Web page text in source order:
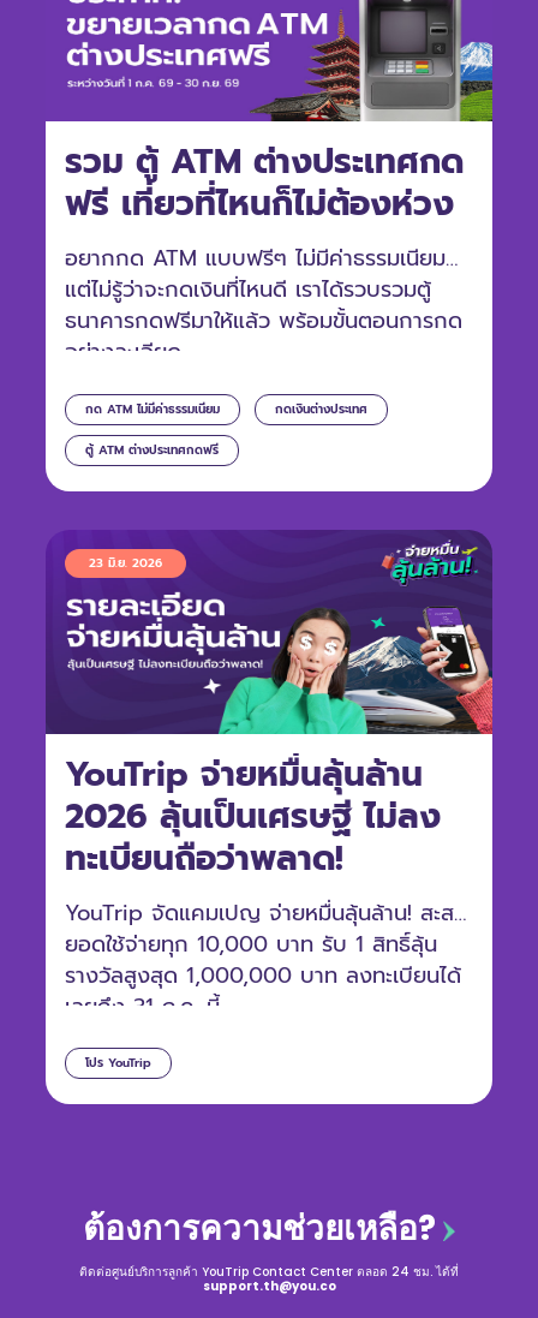
รวม ตู้ ATM ต่างประเทศกด
ฟรี เที่ยวที่ไหนก็ไม่ต้องห่วง
กด ATM ไม่มีค่าธรรมเนียม กดเงินต่างประเทศ
ตู้ ATM ต่างประเทศกดฟรี
อยากกด ATM แบบฟรีๆ ไม่มีค่าธรรมเนียม
แต่ไม่รู้ว่าจะกดเงินที่ไหนดี เราได้รวบรวมตู้
ธนาคารกดฟรีมาให้แล้ว พร้อมขั้นตอนการกด
อย่างละเอียด
YouTrip จ่ายหมื่นลุ้นล้าน
2026 ลุ้นเป็นเศรษฐี ไม่ลง
ทะเบียนถือว่าพลาด!
23 มิ.ย. 2026
โปร YouTrip
YouTrip จัดแคมเปญ จ่ายหมื่นลุ้นล้าน! สะสม
ยอดใช้จ่ายทุก 10,000 บาท รับ 1 สิทธิ์ลุ้น
รางวัลสูงสุด 1,000,000 บาท ลงทะเบียนได้
เลยถึง 31 ก.ค. นี้
ต้องการความช่วยเหลือ?
ติดต่อศูนย์บริการลูกค้า YouTrip Contact Center ตลอด 24 ชม. ได้ที่
support.th@you.co